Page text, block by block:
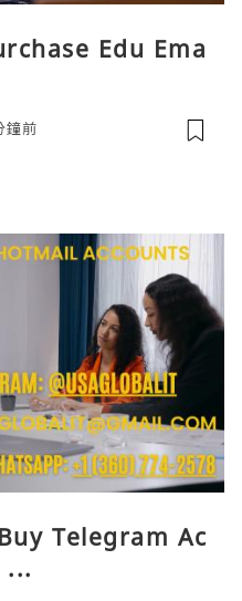
Edu Ema
鐘前
Telegram Ac
...